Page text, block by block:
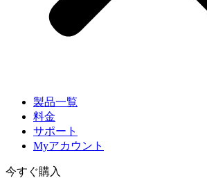
製品一覧
料金
サポート
Myアカウント
今すぐ購入